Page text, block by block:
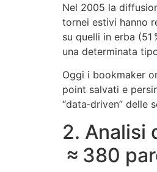
Nel 2005 la
tornei estivi hanno
su quelli in erba
una determinata
Oggi i bookmaker
point salvati e
“data‑driven”
2. Analisi
≈ 380